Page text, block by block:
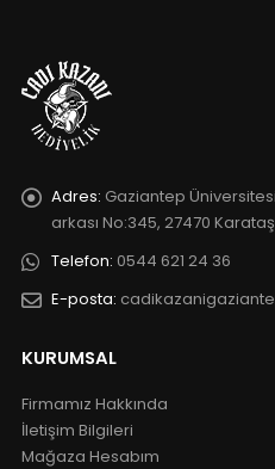
Adres: Gaziantep
arkası No:345, 27470
Telefon: 0544 621 24 36
E-posta:
KURUMSAL
Firmamız Hakkında
İletişim Bilgileri
Mağaza Hesabım